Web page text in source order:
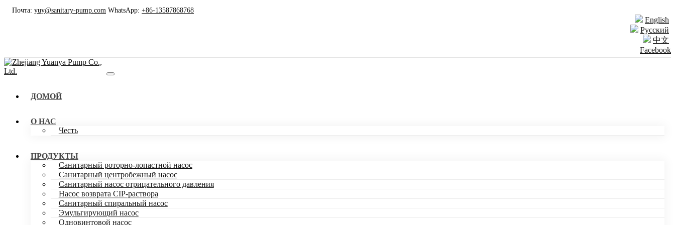
Почта: yuy@sanitary-pump.com WhatsApp: +86-13587868768
English
Русский
中文
Facebook
ДОМОЙ
О НАС
Честь
ПРОДУКТЫ
Санитарный роторно-лопастной насос
Санитарный центробежный насос
Санитарный насос отрицательного давления
Насос возврата CIP-раствора
Санитарный спиральный насос
Эмульгирующий насос
Одновинтовой насос